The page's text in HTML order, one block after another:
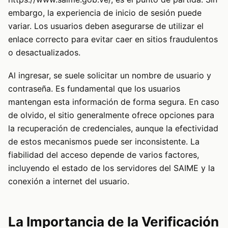
embargo, la experiencia de inicio de sesión puede
variar. Los usuarios deben asegurarse de utilizar el
enlace correcto para evitar caer en sitios fraudulentos
o desactualizados.
Al ingresar, se suele solicitar un nombre de usuario y
contraseña. Es fundamental que los usuarios
mantengan esta información de forma segura. En caso
de olvido, el sitio generalmente ofrece opciones para
la recuperación de credenciales, aunque la efectividad
de estos mecanismos puede ser inconsistente. La
fiabilidad del acceso depende de varios factores,
incluyendo el estado de los servidores del SAIME y la
conexión a internet del usuario.
La Importancia de la Verificación